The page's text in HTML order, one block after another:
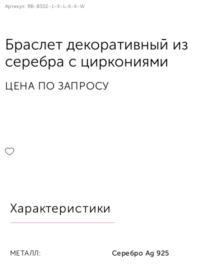
Артикул: RB-B302-1-X-L-X-X-W
Браслет декоративный из
серебра с циркониями
ЦЕНА ПО ЗАПРОСУ
Характеристики
МЕТАЛЛ: Серебро Ag 925